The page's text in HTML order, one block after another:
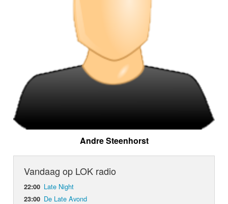
Andre Steenhorst
Vandaag op LOK radio
22:00 Late Night
23:00 De Late Avond